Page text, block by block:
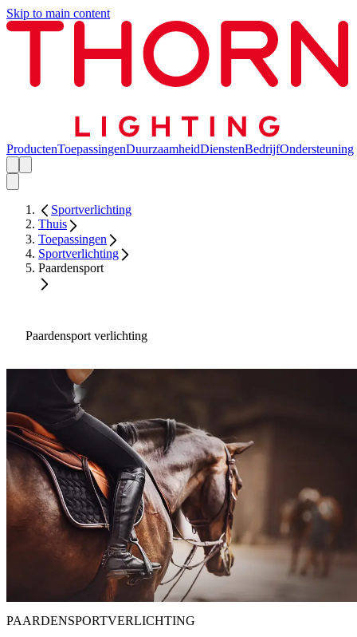
Skip to main content
ProductenToepassingenDuurzaamheidDienstenBedrijfOndersteuning
Sportverlichting
Thuis
Toepassingen
Sportverlichting
Paardensport
Paardensport verlichting
PAARDENSPORTVERLICHTING